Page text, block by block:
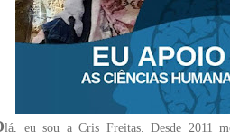
lá, eu sou a Cris Freitas. Desde 2011